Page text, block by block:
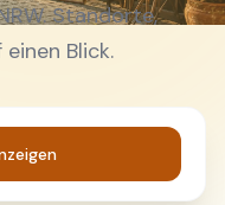
Standorte,
Blick.